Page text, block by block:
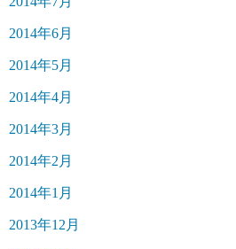
2014年6月
2014年5月
2014年4月
2014年3月
2014年2月
2014年1月
2013年12月